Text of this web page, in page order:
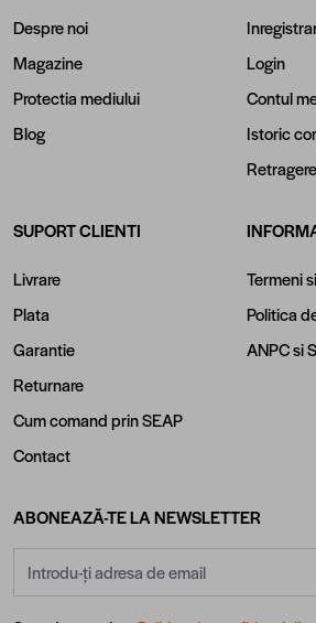
Despre noi
Magazine
Protectia mediului
Blog
Login
Contul
Istoric
SUPORT CLIENTI
Livrare
Plata
Garantie
Returnare
Cum comand prin SEAP
Contact
Termeni
Politica
ANPCsi
ABONEAZĂ-TE LA NEWSLETTER